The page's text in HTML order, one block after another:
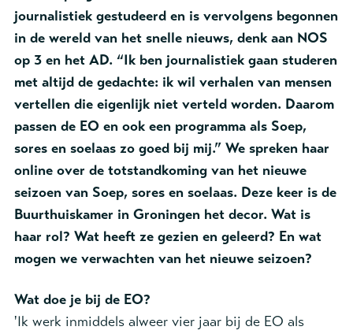
journalistiek gestudeerd en is vervolgens begonnen
in de wereld van het snelle nieuws, denk aan NOS
op 3 en het AD. “Ik ben journalistiek gaan studeren
met altijd de gedachte: ik wil verhalen van mensen
vertellen die eigenlijk niet verteld worden. Daarom
passen de EO en ook een programma als Soep,
sores en soelaas zo goed bij mij.” We spreken haar
online over de totstandkoming van het nieuwe
seizoen van Soep, sores en soelaas. Deze keer is de
Buurthuiskamer in Groningen het decor. Wat is
haar rol? Wat heeft ze gezien en geleerd? En wat
mogen we verwachten van het nieuwe seizoen?
Wat doe je bij de EO?
'Ik werk inmiddels alweer vier jaar bij de EO als